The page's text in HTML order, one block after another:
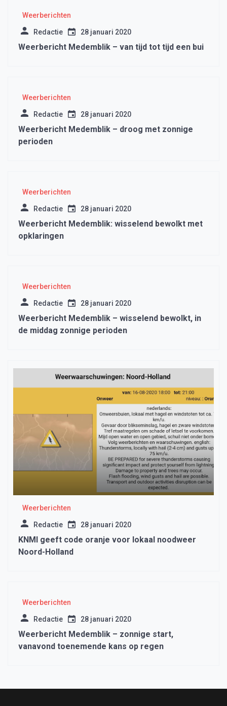
Weerberichten
Redactie 28 januari 2020
Weerbericht Medemblik – van tijd tot tijd een bui
Weerberichten
Redactie 28 januari 2020
Weerbericht Medemblik – droog met zonnige
perioden
Weerberichten
Redactie 28 januari 2020
Weerbericht Medemblik: wisselend bewolkt met
opklaringen
Weerberichten
Redactie 28 januari 2020
Weerbericht Medemblik – wisselend bewolkt, in
de middag zonnige perioden
Weerberichten
Redactie 28 januari 2020
KNMI geeft code oranje voor lokaal noodweer
Noord-Holland
Weerberichten
Redactie 28 januari 2020
Weerbericht Medemblik – zonnige start,
vanavond toenemende kans op regen